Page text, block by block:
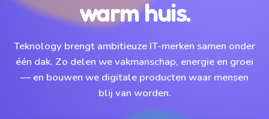
warm huis.
Teknology brengt ambitieuze IT-merken samen onder
één dak. Zo delen we vakmanschap, energie en groei
— en bouwen we digitale producten waar mensen
blij van worden.